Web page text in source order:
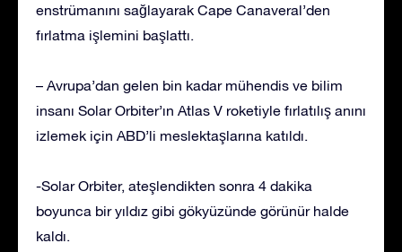
enstrümanını sağlayarak Cape Canaveral’den
fırlatma işlemini başlattı.
– Avrupa’dan gelen bin kadar mühendis ve bilim
insanı Solar Orbiter’ın Atlas V roketiyle fırlatılış anını
izlemek için ABD’li meslektaşlarına katıldı.
-Solar Orbiter, ateşlendikten sonra 4 dakika
boyunca bir yıldız gibi gökyüzünde görünür halde
kaldı.